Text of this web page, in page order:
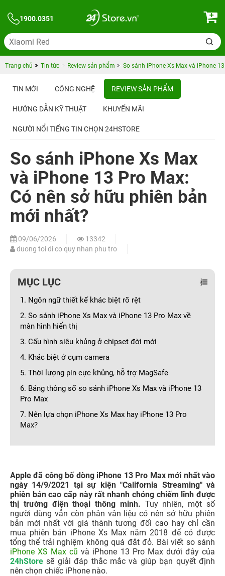
1900.0351
Trang chủ Tin tức Review sản phẩm So sánh iPhone Xs Max và iPhone
TIN MỚI CÔNG NGHỆ REVIEW SẢN PHẨM
HƯỚNG DẪN KỸ THUẬT KHUYẾN MÃI
NGƯỜI NỔI TIẾNG TIN CHỌN 24HSTORE
So sánh iPhone Xs Max
và iPhone 13 Pro Max:
Có nên sở hữu phiên bản
mới nhất?
09/06/2026
13342
duong toi di co quy nhan phu tro
MỤC LỤC
1. Ngôn ngữ thiết kế khác biệt rõ rệt
2. So sánh iPhone Xs Max và iPhone 13 Pro Max về
màn hình hiển thị
3. Cấu hình siêu khủng ở chipset đời mới
4. Khác biệt ở cụm camera
5. Thời lượng pin cực khủng, hỗ trợ MagSafe
6. Bảng thông số so sánh iPhone Xs Max và iPhone 13
Pro Max
7. Nên lựa chọn iPhone Xs Max hay iPhone 13 Pro
Max?
Apple đã công bố dòng iPhone 13 Pro Max mới nhất vào
ngày 14/9/2021 tại sự kiện "California Streaming" và
phiên bản cao cấp này rất nhanh chóng chiếm lĩnh được
thị trường điện thoại thông minh. Tuy nhiên, một số
người dùng vẫn còn phân vân liệu có nên sở hữu phiên
bản mới nhất với giá thành tương đối cao hay chỉ cần
mua phiên bản iPhone Xs Max năm 2018 để có được
tổng thể trải nghiệm không quá đắt đỏ. Bài viết so sánh
iPhone XS Max cũ và iPhone 13 Pro Max dưới đây của
24hStore sẽ giải đáp thắc mắc và giúp bạn quyết định
nên chọn chiếc iPhone nào.